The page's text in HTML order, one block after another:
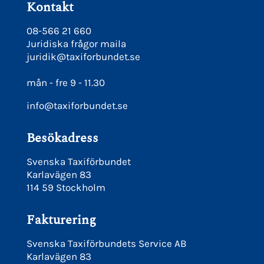
Kontakt
08-566 21 660
Juridiska frågor maila
juridik@taxiforbundet.se
mån - fre 9 - 11.30
info@taxiforbundet.se
Besökadress
Svenska Taxiförbundet
Karlavägen 83
114 59 Stockholm
Fakturering
Svenska Taxiförbundets Service AB
Karlavägen 83